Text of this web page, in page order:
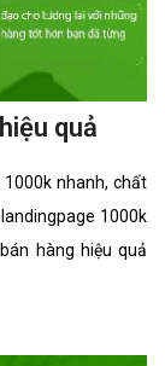
quả
nhanh, chất
1000k
hàng hiệu quả